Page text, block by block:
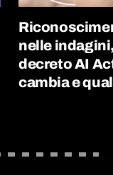
nelle
decreto AI
cambia e